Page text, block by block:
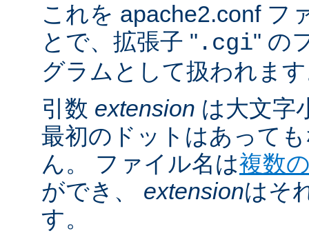
これを apache2.conf フ
とで、拡張子 " .cgi" の
グラムとして扱われま
引数 extension は大文字
最初のドットはあって
ん。 ファイル名は複数
ができ、 extensionはそ
す。